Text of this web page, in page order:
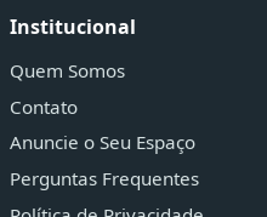
Institucional
Quem Somos
Contato
Anuncie o Seu Espaço
Perguntas Frequentes